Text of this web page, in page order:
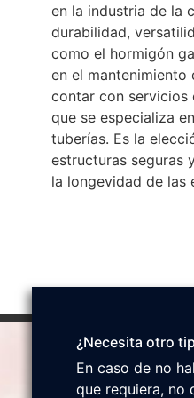
en la industria de la
durabilidad,
como el hormigón
en el mantenimiento
contar con servicios
que se especializa
tuberías. Es la
estructuras seguras
la longevidad de las
¿Necesita otro
En caso de no
que requiera, no